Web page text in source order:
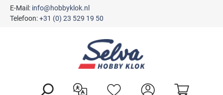
E-Mail: info@hobbyklok.nl
Telefoon:+31 (0) 23 529 19 50